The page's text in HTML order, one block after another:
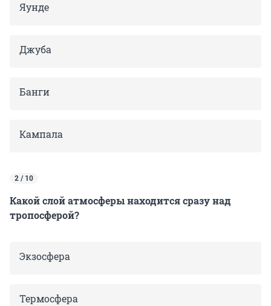
Яунде
Джуба
Банги
Кампала
2 / 10
Какой слой атмосферы находится сразу над
тропосферой?
Экзосфера
Термосфера